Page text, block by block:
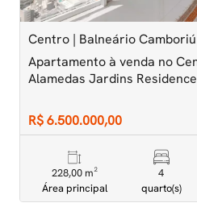
Centro | Balneário Camboriú
Apartamento à venda no
Alamedas Jardins Residence
R$ 6.500.000,00
228,00 m²
Área principal
4
quarto(s)